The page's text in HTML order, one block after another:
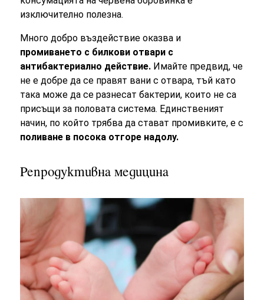
изключително полезна.
Много добро въздействие оказва и
промиването с билкови отвари с
антибактериално действие. Имайте предвид, че
не е добре да се правят вани с отвара, тъй като
така може да се разнесат бактерии, които не са
присъщи за половата система. Единственият
начин, по който трябва да стават промивките, е с
поливане в посока отгоре надолу.
Репродуктивна медицина